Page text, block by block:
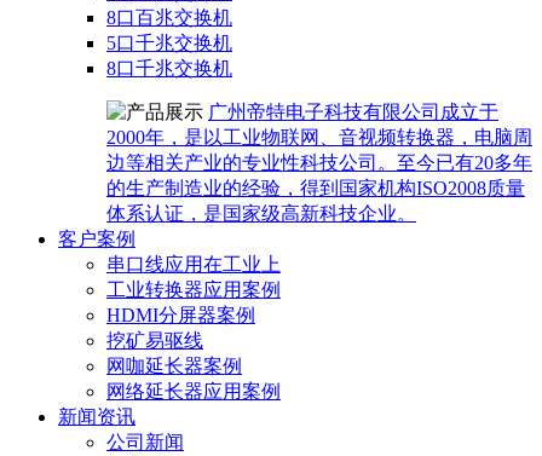
8口百兆交换机
5口千兆交换机
8口千兆交换机
广州帝特电子科技有限公司成立于
2000年，是以工业物联网、音视频转换器，电脑周
边等相关产业的专业性科技公司。至今已有20多年
的生产制造业的经验，得到国家机构ISO2008质量
体系认证，是国家级高新科技企业。
客户案例
串口线应用在工业上
工业转换器应用案例
HDMI分屏器案例
挖矿易驱线
网咖延长器案例
网络延长器应用案例
新闻资讯
公司新闻